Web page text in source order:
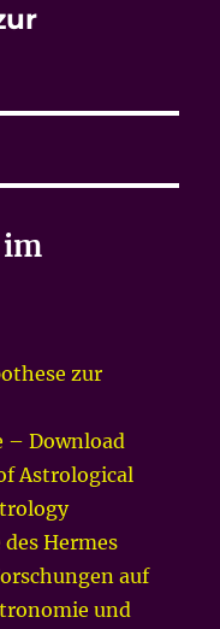
zur
– Download
Astrological
Hermes
auf
und